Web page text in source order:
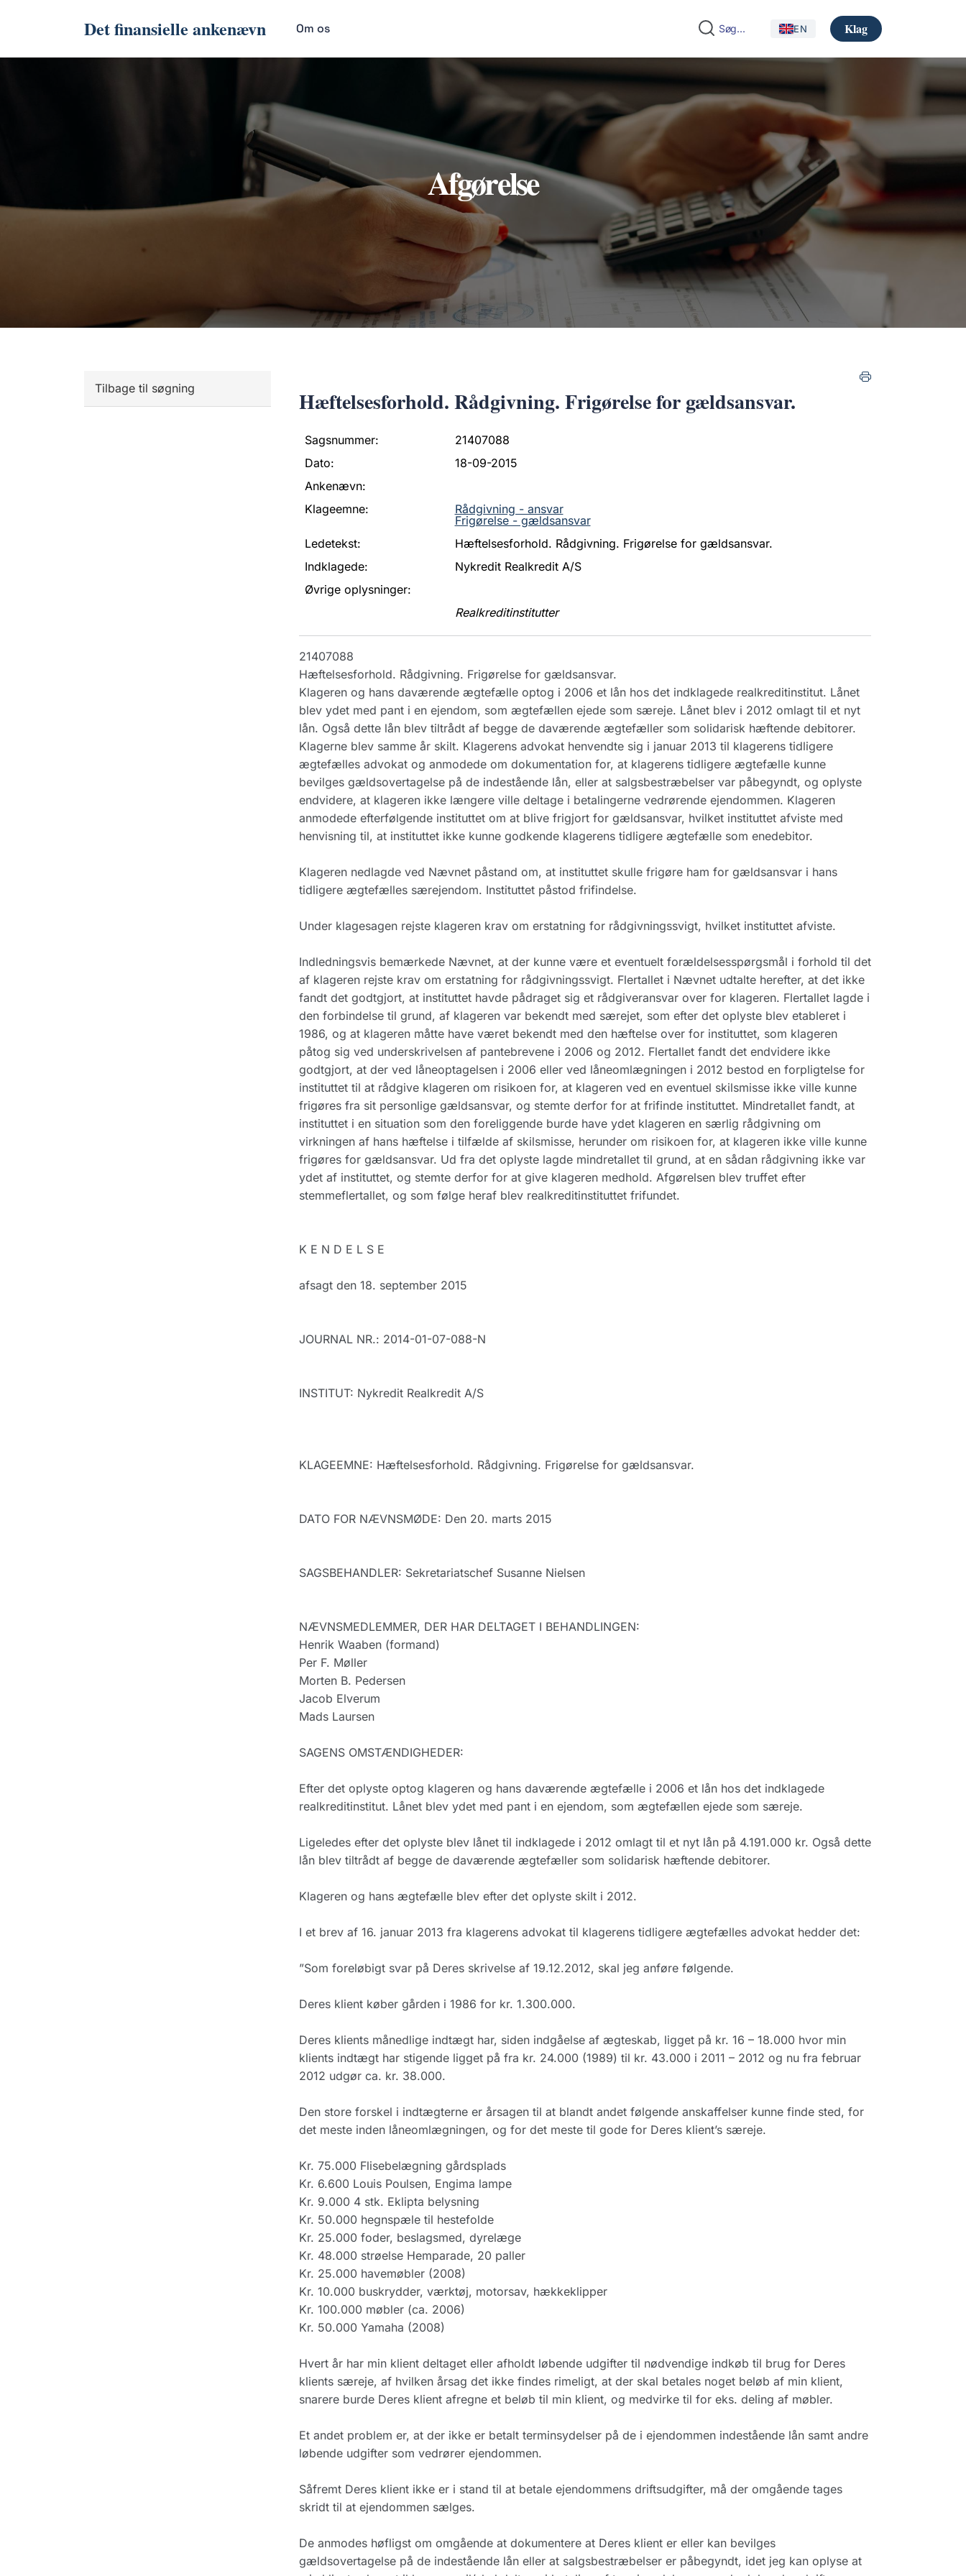
Det finansielle ankenævn Om os EN Klag
Afgørelse
Tilbage til søgning Hæftelsesforhold. Rådgivning. Frigørelse for gældsansvar.
Sagsnummer:
21407088
Dato:
18-09-2015
Ankenævn:
Klageemne:
Rådgivning - ansvar
Frigørelse - gældsansvar
Ledetekst:
Hæftelsesforhold. Rådgivning. Frigørelse for gældsansvar.
Indklagede:
Nykredit Realkredit A/S
Øvrige oplysninger:
Realkreditinstitutter
21407088
Hæftelsesforhold. Rådgivning. Frigørelse for gældsansvar.
Klageren og hans daværende ægtefælle optog i 2006 et lån hos det indklagede realkreditinstitut. Lånet
blev ydet med pant i en ejendom, som ægtefællen ejede som særeje. Lånet blev i 2012 omlagt til et nyt
lån. Også dette lån blev tiltrådt af begge de daværende ægtefæller som solidarisk hæftende debitorer.
Klagerne blev samme år skilt. Klagerens advokat henvendte sig i januar 2013 til klagerens tidligere
ægtefælles advokat og anmodede om dokumentation for, at klagerens tidligere ægtefælle kunne
bevilges gældsovertagelse på de indestående lån, eller at salgsbestræbelser var påbegyndt, og oplyste
endvidere, at klageren ikke længere ville deltage i betalingerne vedrørende ejendommen. Klageren
anmodede efterfølgende instituttet om at blive frigjort for gældsansvar, hvilket instituttet afviste med
henvisning til, at instituttet ikke kunne godkende klagerens tidligere ægtefælle som enedebitor.
Klageren nedlagde ved Nævnet påstand om, at instituttet skulle frigøre ham for gældsansvar i hans
tidligere ægtefælles særejendom. Instituttet påstod frifindelse.
Under klagesagen rejste klageren krav om erstatning for rådgivningssvigt, hvilket instituttet afviste.
Indledningsvis bemærkede Nævnet, at der kunne være et eventuelt forældelsesspørgsmål i forhold til det
af klageren rejste krav om erstatning for rådgivningssvigt. Flertallet i Nævnet udtalte herefter, at det ikke
fandt det godtgjort, at instituttet havde pådraget sig et rådgiveransvar over for klageren. Flertallet lagde i
den forbindelse til grund, af klageren var bekendt med særejet, som efter det oplyste blev etableret i
1986, og at klageren måtte have været bekendt med den hæftelse over for instituttet, som klageren
påtog sig ved underskrivelsen af pantebrevene i 2006 og 2012. Flertallet fandt det endvidere ikke
godtgjort, at der ved låneoptagelsen i 2006 eller ved låneomlægningen i 2012 bestod en forpligtelse for
instituttet til at rådgive klageren om risikoen for, at klageren ved en eventuel skilsmisse ikke ville kunne
frigøres fra sit personlige gældsansvar, og stemte derfor for at frifinde instituttet. Mindretallet fandt, at
instituttet i en situation som den foreliggende burde have ydet klageren en særlig rådgivning om
virkningen af hans hæftelse i tilfælde af skilsmisse, herunder om risikoen for, at klageren ikke ville kunne
frigøres for gældsansvar. Ud fra det oplyste lagde mindretallet til grund, at en sådan rådgivning ikke var
ydet af instituttet, og stemte derfor for at give klageren medhold. Afgørelsen blev truffet efter
stemmeflertallet, og som følge heraf blev realkreditinstituttet frifundet.
K E N D E L S E
afsagt den 18. september 2015
JOURNAL NR.: 2014-01-07-088-N
INSTITUT: Nykredit Realkredit A/S
KLAGEEMNE: Hæftelsesforhold. Rådgivning. Frigørelse for gældsansvar.
DATO FOR NÆVNSMØDE: Den 20. marts 2015
SAGSBEHANDLER: Sekretariatschef Susanne Nielsen
NÆVNSMEDLEMMER, DER HAR DELTAGET I BEHANDLINGEN:
Henrik Waaben (formand)
Per F. Møller
Morten B. Pedersen
Jacob Elverum
Mads Laursen
SAGENS OMSTÆNDIGHEDER:
Efter det oplyste optog klageren og hans daværende ægtefælle i 2006 et lån hos det indklagede
realkreditinstitut. Lånet blev ydet med pant i en ejendom, som ægtefællen ejede som særeje.
Ligeledes efter det oplyste blev lånet til indklagede i 2012 omlagt til et nyt lån på 4.191.000 kr. Også dette
lån blev tiltrådt af begge de daværende ægtefæller som solidarisk hæftende debitorer.
Klageren og hans ægtefælle blev efter det oplyste skilt i 2012.
I et brev af 16. januar 2013 fra klagerens advokat til klagerens tidligere ægtefælles advokat hedder det:
”Som foreløbigt svar på Deres skrivelse af 19.12.2012, skal jeg anføre følgende.
Deres klient køber gården i 1986 for kr. 1.300.000.
Deres klients månedlige indtægt har, siden indgåelse af ægteskab, ligget på kr. 16 – 18.000 hvor min
klients indtægt har stigende ligget på fra kr. 24.000 (1989) til kr. 43.000 i 2011 – 2012 og nu fra februar
2012 udgør ca. kr. 38.000.
Den store forskel i indtægterne er årsagen til at blandt andet følgende anskaffelser kunne finde sted, for
det meste inden låneomlægningen, og for det meste til gode for Deres klient’s særeje.
Kr. 75.000 Flisebelægning gårdsplads
Kr. 6.600 Louis Poulsen, Engima lampe
Kr. 9.000 4 stk. Eklipta belysning
Kr. 50.000 hegnspæle til hestefolde
Kr. 25.000 foder, beslagsmed, dyrelæge
Kr. 48.000 strøelse Hemparade, 20 paller
Kr. 25.000 havemøbler (2008)
Kr. 10.000 buskrydder, værktøj, motorsav, hækkeklipper
Kr. 100.000 møbler (ca. 2006)
Kr. 50.000 Yamaha (2008)
Hvert år har min klient deltaget eller afholdt løbende udgifter til nødvendige indkøb til brug for Deres
klients særeje, af hvilken årsag det ikke findes rimeligt, at der skal betales noget beløb af min klient,
snarere burde Deres klient afregne et beløb til min klient, og medvirke til for eks. deling af møbler.
Et andet problem er, at der ikke er betalt terminsydelser på de i ejendommen indestående lån samt andre
løbende udgifter som vedrører ejendommen.
Såfremt Deres klient ikke er i stand til at betale ejendommens driftsudgifter, må der omgående tages
skridt til at ejendommen sælges.
De anmodes høfligst om omgående at dokumentere at Deres klient er eller kan bevilges
gældsovertagelse på de indestående lån eller at salgsbestræbelser er påbegyndt, idet jeg kan oplyse at